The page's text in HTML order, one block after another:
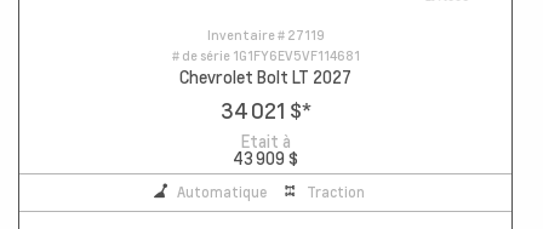
Inventaire # 27119
# de série 1G1FY6EV5VF114681
Chevrolet Bolt LT 2027
34 021 $*
Etait à
43 909 $
Automatique Traction